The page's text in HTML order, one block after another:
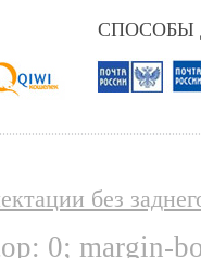
СПОСОБЫ
без
0; margin-